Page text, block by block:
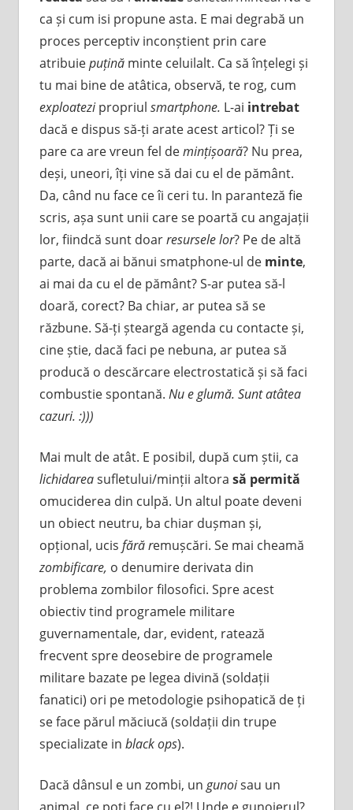
ca și cum isi propune asta. E mai degrabă un
proces perceptiv inconștient prin care
atribuiepuținăminte celuilalt. Ca să înțelegi și
tu mai bine de atâtica, observă, te rog, cum
exploatezipropriul smartphone. L-ai intrebat
dacă e dispus să-ți arate acest articol? Ți se
pare ca are vreun fel demințișoară? Nu prea,
deși, uneori, îți vine să dai cu el de pământ.
Da, când nu face ce îi ceri tu. In paranteză fie
scris, așa sunt unii care se poartă cu angajații
lor, fiindcă sunt doarresursele lor? Pe de altă
parte, dacă ai bănui smatphone-ul de minte,
ai mai da cu el de pământ? S-ar putea să-l
doară, corect? Ba chiar, ar putea să se
răzbune. Să-ți șteargă agenda cu contacte și,
cine știe, dacă faci pe nebuna, ar putea să
producă o descărcare electrostatică și să faci
combustie spontană. Nu e glumă. Sunt atâtea
cazuri. :)))
Mai mult de atât. E posibil, după cum știi, ca
lichidareasufletului/minții altora să permită
omuciderea din culpă. Un altul poate deveni
un obiect neutru, ba chiar dușman și,
opțional, ucis fără remușcări. Se mai cheamă
zombificare, o denumire derivata din
problema zombilor filosofici. Spre acest
obiectiv tind programele militare
guvernamentale, dar, evident, ratează
frecvent spre deosebire de programele
militare bazate pe legea divină (soldații
fanatici) ori pe metodologie psihopatică de ți
se face părul măciucă (soldații din trupe
specializate in black ops).
Dacă dânsul e un zombi, un gunoisau un